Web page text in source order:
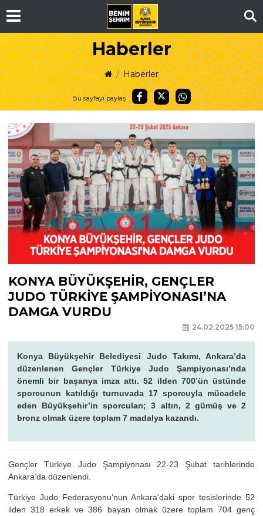
Haberler
Haberler
Bu sayfayı paylaş
KONYA BÜYÜKŞEHİR, GENÇLER
JUDO TÜRKİYE ŞAMPİYONASI’NA
DAMGA VURDU
24.02.2025 15:00
Konya Büyükşehir Belediyesi Judo Takımı, Ankara’da
düzenlenen Gençler Türkiye Judo Şampiyonası’nda
önemli bir başarıya imza attı. 52 ilden 700’ün üstünde
sporcunun katıldığı turnuvada 17 sporcuyla mücadele
eden Büyükşehir’in sporcuları; 3 altın, 2 gümüş ve 2
bronz olmak üzere toplam 7 madalya kazandı.
Gençler Türkiye Judo Şampiyonası 22-23 Şubat tarihlerinde
Ankara’da düzenlendi.
Türkiye Judo Federasyonu’nun Ankara'daki spor tesislerinde 52
ilden 318 erkek ve 386 bayan olmak üzere toplam 704 genç